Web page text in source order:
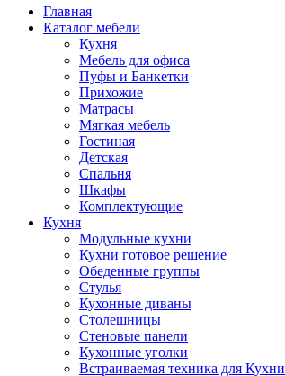
Главная
Каталог мебели
Кухня
Мебель для офиса
Пуфы и Банкетки
Прихожие
Матрасы
Мягкая мебель
Гостиная
Детская
Спальня
Шкафы
Комплектующие
Кухня
Модульные кухни
Кухни готовое решение
Обеденные группы
Стулья
Кухонные диваны
Столешницы
Стеновые панели
Кухонные уголки
Встраиваемая техника для Кухни